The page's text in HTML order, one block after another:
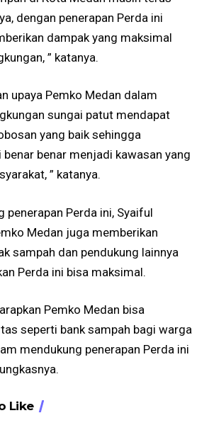
dengan penerapan Perda ini
dampak yang maksimal
” katanya.
upaya Pemko Medan dalam
sungai patut mendapat
yang baik sehingga
benar menjadi kawasan yang
” katanya.
penerapan Perda ini, Syaiful
Medan juga memberikan
sampah dan pendukung lainnya
Perda ini bisa maksimal.
Pemko Medan bisa
seperti bank sampah bagi warga
mendukung penerapan Perda ini
Like